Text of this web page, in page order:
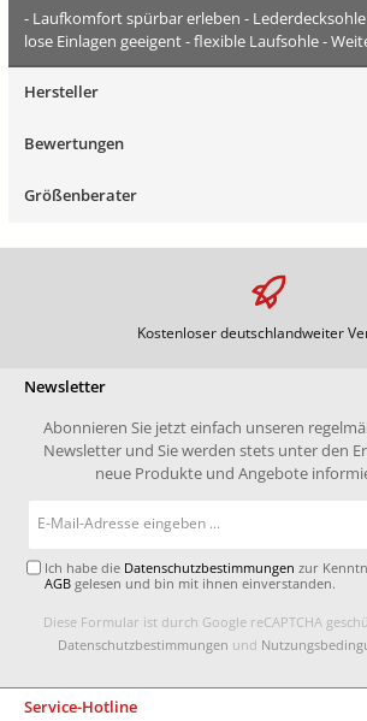
- Laufkomfort spürbar erleben -
lose Einlagen geeigent - flexible Laufsohle -
Hersteller
Bewertungen
Größenberater
Kostenloser deutschlandweiter
Newsletter
Abonnieren Sie jetzt einfach unseren
Newsletter und Sie werden stets unter den
neue Produkte und Angebote
Ich habe die Datenschutzbestimmungen zur
AGB gelesen und bin mit ihnen einverstanden.
Diese Formular ist durch Google reCAPTCHA
Datenschutzbestimmungen und
Service-Hotline